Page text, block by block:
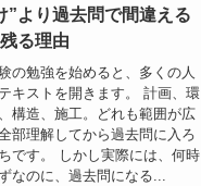
”より過去問で間違える
る理由
の勉強を始めると、多くの人
キストを開きます。 計画、環
構造、施工。どれも範囲が広
部理解してから過去問に入ろ
です。 しかし実際には、何時
なのに、過去問になる...